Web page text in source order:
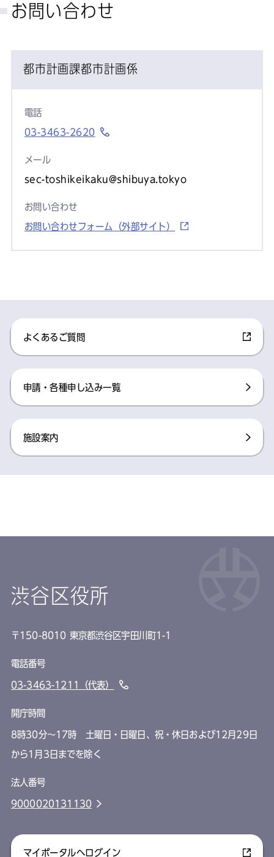
お問い合わせ
都市計画課都市計画係
電話
03-3463-2620
メール
sec-toshikeikaku@shibuya.tokyo
お問い合わせ
お問い合わせフォーム（外部サイト）
よくあるご質問
申請・各種申し込み一覧
施設案内
渋谷区役所
〒150-8010 東京都渋谷区宇田川町1-1
電話番号
03-3463-1211（代表）
開庁時間
8時30分～17時 土曜日・日曜日、祝・休日および12月29日
から1月3日までを除く
法人番号
9000020131130
マイポータルへログイン